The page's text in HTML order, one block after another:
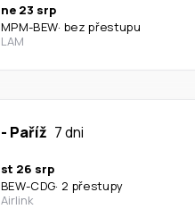
ne 23 srp
MPM-BEW· bez přestupu
LAM
- Paříž 7 dni
st 26 srp
BEW-CDG· 2 přestupy
Airlink